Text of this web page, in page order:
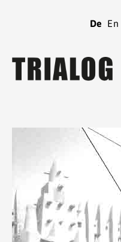
Heftarchiv
bestellen
Beiträge verfassen
TRIALOGVerein
Kontaktadressen
TRIALOGTagungen
Spenden
De En